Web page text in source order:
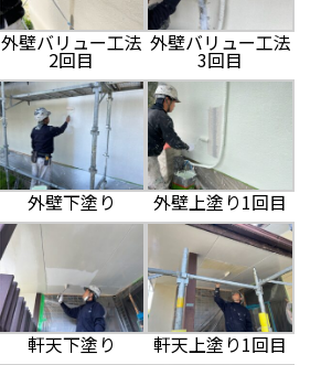
外壁バリュー工法
2回目
外壁バリュー工法
3回目
外壁下塗り 外壁上塗り1回目
軒天下塗り 軒天上塗り1回目